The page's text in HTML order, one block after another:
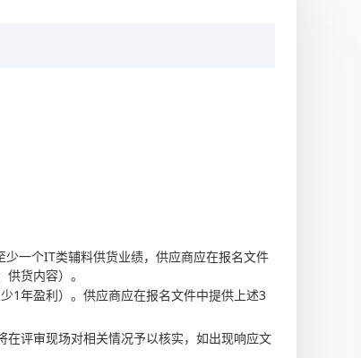
一个IT类辅料供货业绩，供应商应在报名文件
货内容）。
1年盈利）。供应商应在报名文件中提供上述3
在评审现场对相关情况予以核实，如出现响应文